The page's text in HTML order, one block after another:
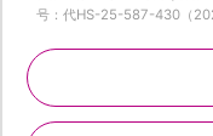
号：代HS-25-587-430（